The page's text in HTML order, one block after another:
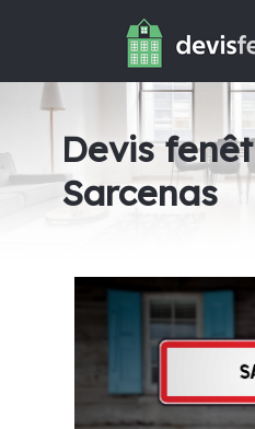
Devis
Sarcenas